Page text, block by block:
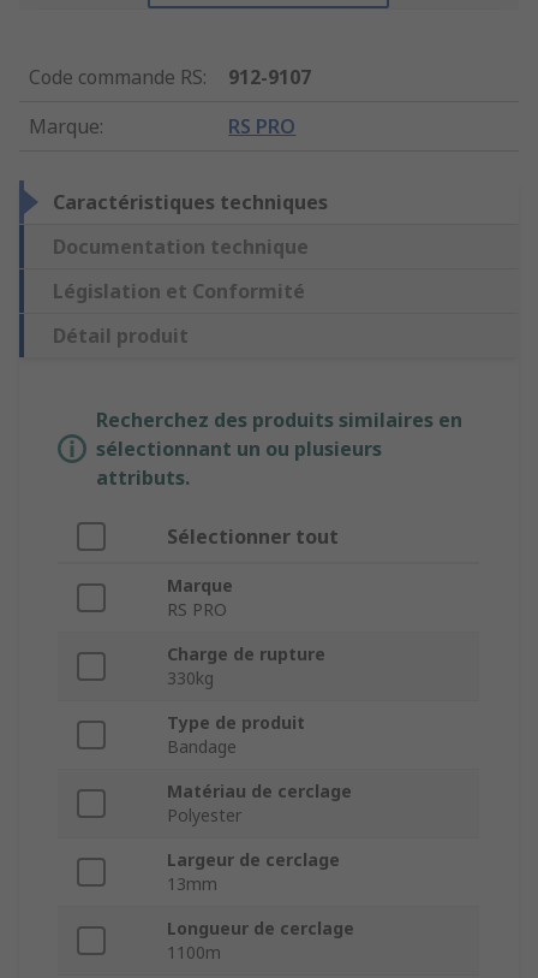
Code commande RS:
912-9107
Marque: RS PRO
Caractéristiques techniques
Documentation technique
Législation et Conformité
Détail produit
Recherchez des produits similaires en
sélectionnant un ou plusieurs
attributs.
Sélectionner tout
Marque
RS PRO
Charge de rupture
330kg
Type de produit
Bandage
Matériau de cerclage
Polyester
Largeur de cerclage
13mm
Longueur de cerclage
1100m